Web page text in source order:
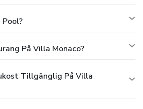
På Villa Monaco?
Tillgänglig På Villa